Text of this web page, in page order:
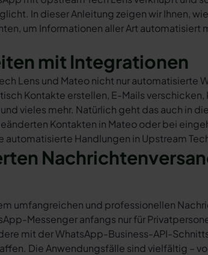
In dieser Anleitung zeigen wir Ihnen,
um Informationen aller Art automatisiert
mit Integrationen
Lens und Mateo nicht nur automatisierte
Kontakte erstellen, E-Mails
vieles mehr. Natürlich geht das auch in
Kontakten in Mateo oder bei
Handlungen in Upstream
umfangreichen und professionellen
Messenger anfangs nur für
mit der WhatsApp-Business-API-
Die Anwendungsfälle sind vielfältig –